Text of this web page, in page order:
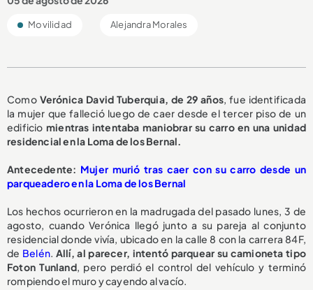
Movilidad Alejandra Morales
Como Verónica David Tuberquia, de 29 años , fue identificada
la mujer que falleció luego de caer desde el tercer piso de un
edificio mientras intentaba maniobrar su carro en una unidad
residencial en la Loma de los Bernal.
Antecedente: Mujer murió tras caer con su carro desde un
parqueadero en la Loma de los Bernal
Los hechos ocurrieron en la madrugada del pasado lunes, 3 de
agosto, cuando Verónica llegó junto a su pareja al conjunto
residencial donde vivía, ubicado en la calle 8 con la carrera 84F,
de Belén Allí, al parecer, intentó parquear su camioneta tipo
Foton Tunland, pero perdió el control del vehículo y terminó
rompiendo el muro y cayendo al vacío.